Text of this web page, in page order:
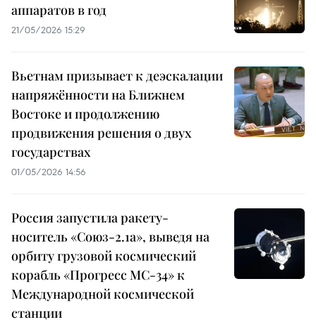
аппаратов в год
21/05/2026 15:29
Вьетнам призывает к деэскалации
напряжённости на Ближнем
Востоке и продолжению
продвижения решения о двух
государствах
01/05/2026 14:56
Россия запустила ракету-
носитель «Союз-2.1а», выведя на
орбиту грузовой космический
корабль «Прогресс МС-34» к
Международной космической
станции